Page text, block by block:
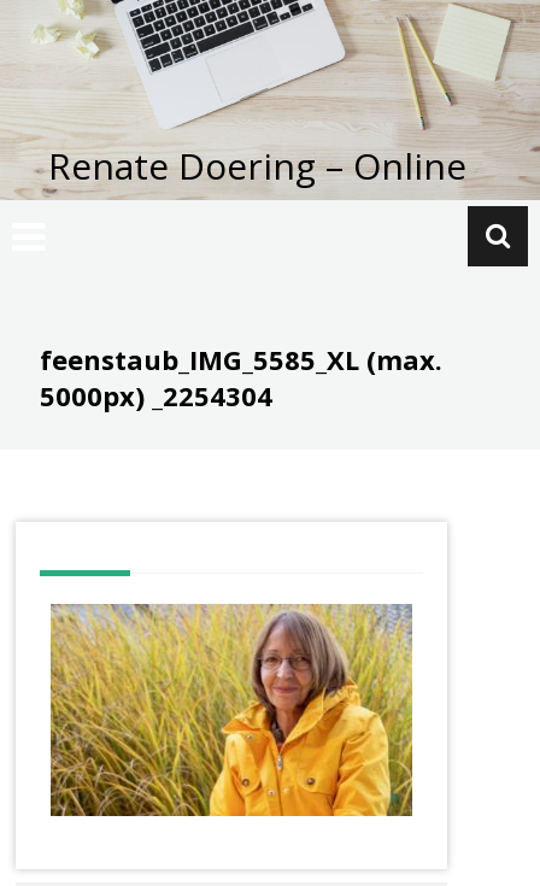
Inhalt
springen
Renate Doering – Online
feenstaub_IMG_5585_XL (max.
5000px) _2254304